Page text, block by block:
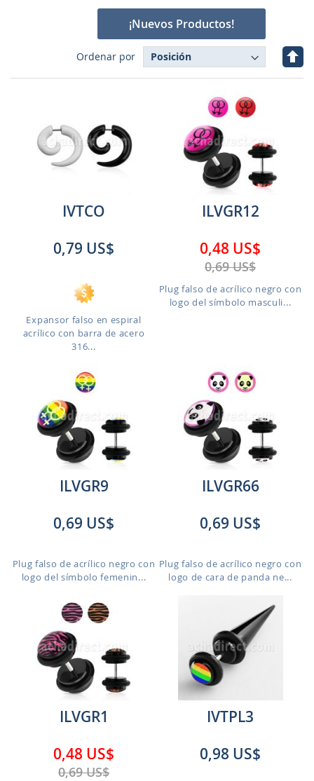
¡Nuevos Productos!
Ordenar por
Fijar
IVTCO
0,79 US$
Expansor falso en espiral
acrílico con barra de acero
316...
ILVGR12
0,48 US$
0,69 US$
Plug falso de acrílico negro con
logo del símbolo masculi...
ILVGR9
0,69 US$
Plug falso de acrílico negro con
logo del símbolo femenin...
ILVGR66
0,69 US$
Plug falso de acrílico negro con
logo de cara de panda ne...
ILVGR1
0,48 US$
0,69 US$
IVTPL3
0,98 US$